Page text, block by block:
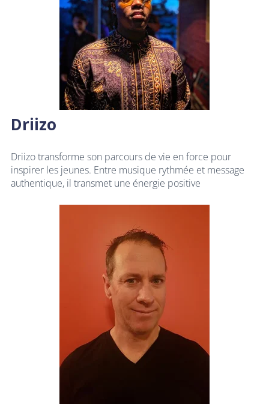
Driizo
Driizo transforme son parcours de vie en force pour
inspirer les jeunes. Entre musique rythmée et message
authentique, il transmet une énergie positive